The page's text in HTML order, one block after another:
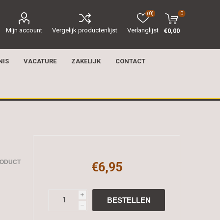
Mijn account Vergelijk productenlijst Verlanglijst
(0) 0
€0,00
VACATURE ZAKELIJK CONTACT
€6,95
i
h